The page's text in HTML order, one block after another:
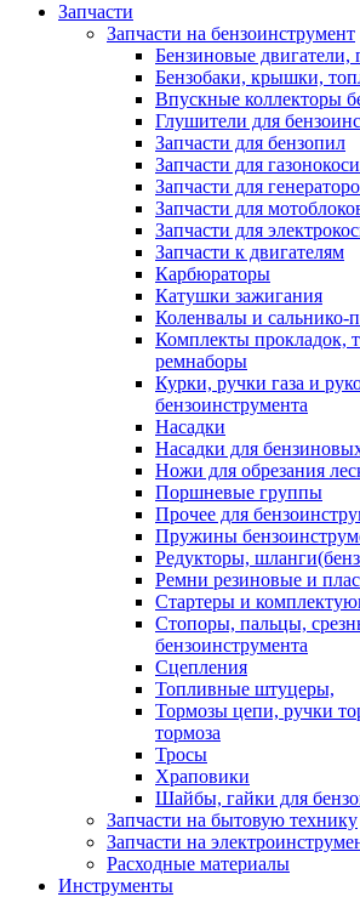
Запчасти
Запчасти на бензоинструмент
Бензиновые
Бензобаки, крышки,
Впускные коллекторы
Глушители для
Запчасти для бензопил
Запчасти для
Запчасти для
Запчасти для
Запчасти для
Запчасти к двигателям
Карбюраторы
Катушки зажигания
Коленвалы и
Комплекты прокладок,
ремнаборы
Курки, ручки газа и
бензоинструмента
Насадки
Насадки для
Ножи для обрезания
Поршневые группы
Прочее для
Пружины
Редукторы,
Ремни резиновые и
Стартеры и
Стопоры, пальцы,
бензоинструмента
Сцепления
Топливные штуцеры,
Тормозы цепи, ручки
тормоза
Тросы
Храповики
Шайбы, гайки для
Запчасти на бытовую технику
Запчасти на
Расходные материалы
Инструменты